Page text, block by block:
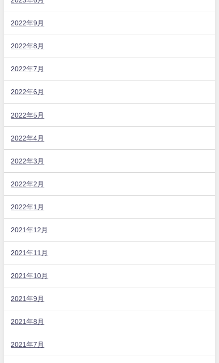
2022年9月
2022年8月
2022年7月
2022年6月
2022年5月
2022年4月
2022年3月
2022年2月
2022年1月
2021年12月
2021年11月
2021年10月
2021年9月
2021年8月
2021年7月